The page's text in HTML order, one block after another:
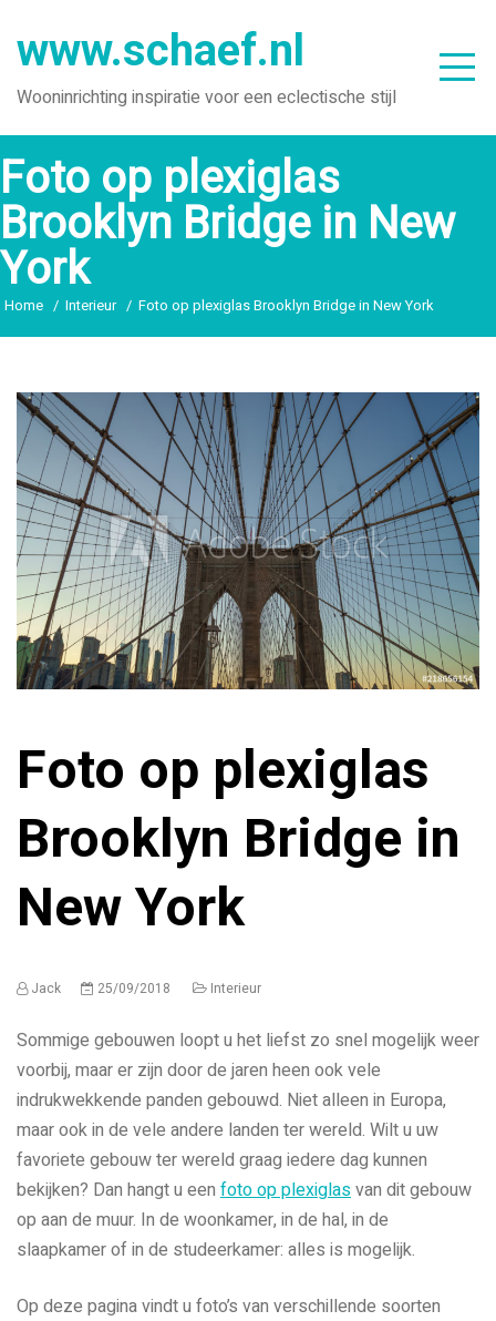
naar
inhoud
www.schaef.nl
Wooninrichting inspiratie voor een eclectische stijl
Foto op plexiglas
Brooklyn Bridge in New
York
Home Interieur Foto op plexiglas Brooklyn Bridge in New York
Foto op plexiglas
Brooklyn Bridge in
New York
Jack 25/09/2018 Interieur
Sommige gebouwen loopt u het liefst zo snel mogelijk weer
voorbij, maar er zijn door de jaren heen ook vele
indrukwekkende panden gebouwd. Niet alleen in Europa,
maar ook in de vele andere landen ter wereld. Wilt u uw
favoriete gebouw ter wereld graag iedere dag kunnen
bekijken? Dan hangt u een foto op plexiglasvan dit gebouw
op aan de muur. In de woonkamer, in de hal, in de
slaapkamer of in de studeerkamer: alles is mogelijk.
Op deze pagina vindt u foto’s van verschillende soorten